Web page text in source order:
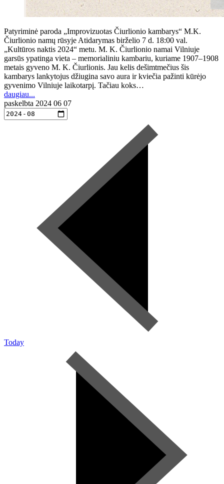
Patyriminė paroda „Improvizuotas Čiurlionio kambarys“ M.K.
Čiurlionio namų rūsyje Atidarymas birželio 7 d. 18:00 val.
„Kultūros naktis 2024“ metu. M. K. Čiurlionio namai Vilniuje
garsūs ypatinga vieta – memorialiniu kambariu, kuriame 1907–1908
metais gyveno M. K. Čiurlionis. Jau kelis dešimtmečius šis
kambarys lankytojus džiugina savo aura ir kviečia pažinti kūrėjo
gyvenimo Vilniuje laikotarpį. Tačiau koks…
daugiau...
paskelbta 2024 06 07
Today